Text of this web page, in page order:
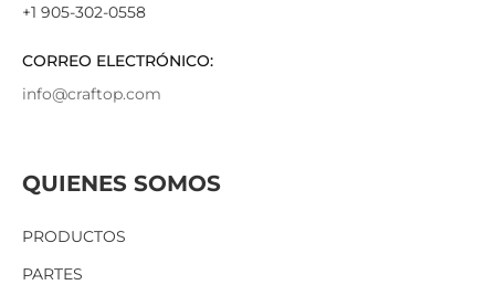
QUIENES SOMOS
PRODUCTOS
PARTES
+1 905-302-0558
CORREO ELECTRÓNICO:
info@craftop.com